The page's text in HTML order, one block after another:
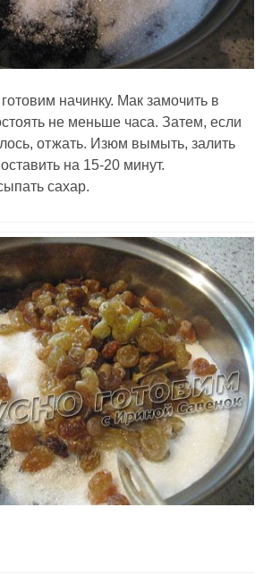
начинку. Мак замочить в
не меньше часа. Затем, если
отжать. Изюм вымыть, залить
на 15-20 минут.
сахар.